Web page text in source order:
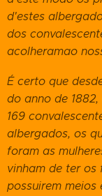
d'estes
dos
acolheramao
É certo que
do anno de
169
albergados, os
foram as
vinham de ter os
possuirem